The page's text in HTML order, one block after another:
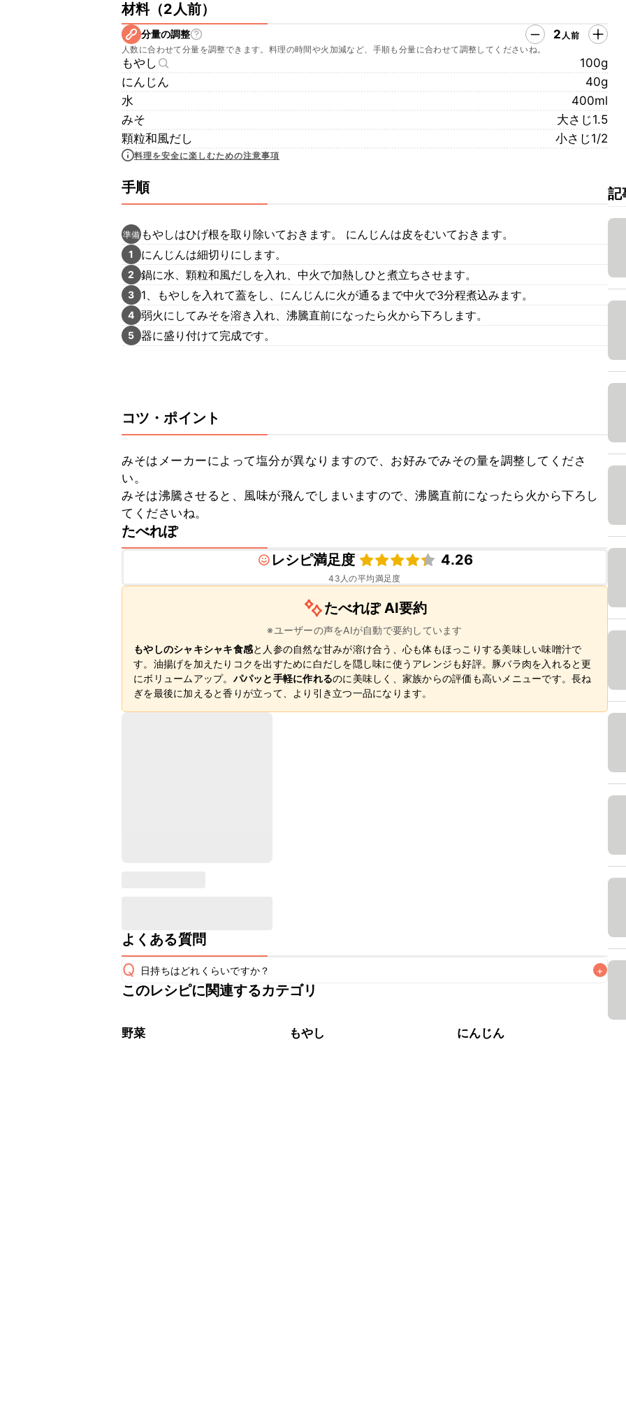
材料（2人前）
分量の調整 2 人前
人数に合わせて分量を調整できます。料理の時間や火加減など、手順も分量に合わせて調整してくださいね。
もやし
100g
にんじん
40g
水
400ml
みそ
大さじ1.5
顆粒和風だし
小さじ1/2
料理を安全に楽しむための注意事項
手順
準備 もやしはひげ根を取り除いておきます。 にんじんは皮をむいておきます。
1 にんじんは細切りにします。
2 鍋に水、顆粒和風だしを入れ、中火で加熱しひと煮立ちさせます。
3 1、もやしを入れて蓋をし、にんじんに火が通るまで中火で3分程煮込みます。
4 弱火にしてみそを溶き入れ、沸騰直前になったら火から下ろします。
5 器に盛り付けて完成です。
コツ・ポイント
みそはメーカーによって塩分が異なりますので、お好みでみその量を調整してくださ
い。
みそは沸騰させると、風味が飛んでしまいますので、沸騰直前になったら火から下ろし
てくださいね。
たべれぽ
レシピ満足度
4.26
43 人の平均満足度
たべれぽ AI要約
※ユーザーの声をAIが自動で要約しています
もやしのシャキシャキ食感と人参の自然な甘みが溶け合う、心も体もほっこりする美味しい味噌汁で
す。油揚げを加えたりコクを出すために白だしを隠し味に使うアレンジも好評。豚バラ肉を入れると更
にボリュームアップ。 パパッと手軽に作れるのに美味しく、家族からの評価も高いメニューです。長ね
ぎを最後に加えると香りが立って、より引き立つ一品になります。
よくある質問
Q 日持ちはどれくらいですか？ +
保存期間は冷蔵で翌日中が目安です。なるべくお早めにお召し上がりください。
※日持ちは目安です。
このレシピに関連するカテゴリ
野菜 もやし にんじん
記